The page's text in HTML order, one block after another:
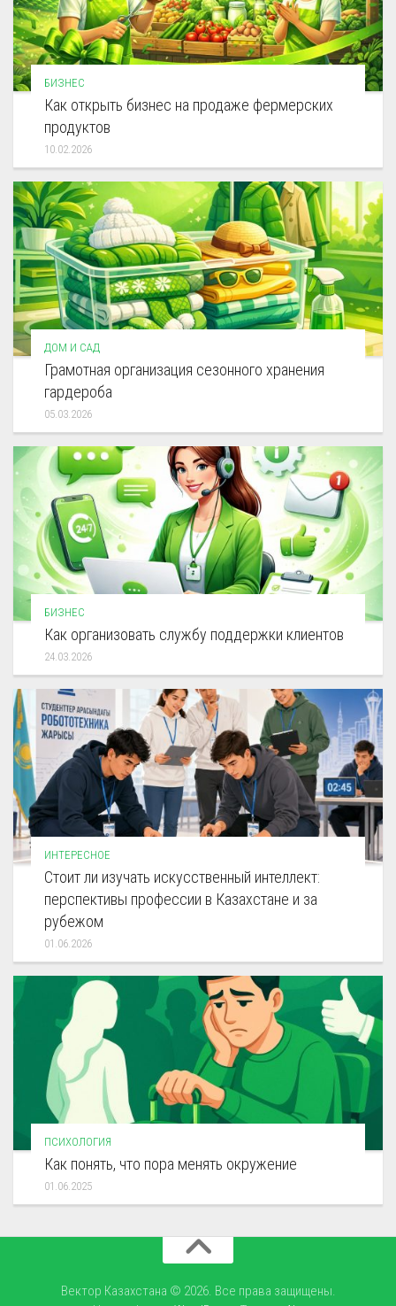
БИЗНЕС
Как открыть бизнес на продаже фермерских
продуктов
10.02.2026
ДОМ И САД
Грамотная организация сезонного хранения
гардероба
05.03.2026
БИЗНЕС
Как организовать службу поддержки клиентов
24.03.2026
ИНТЕРЕСНОЕ
Стоит ли изучать искусственный интеллект:
перспективы профессии в Казахстане и за
рубежом
01.06.2026
ПСИХОЛОГИЯ
Как понять, что пора менять окружение
01.06.2025
Вектор Казахстана © 2026. Все права защищены.